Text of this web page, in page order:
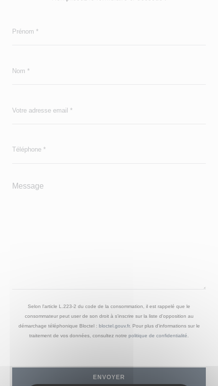
Selon l'article L.223-2 du code de la consommation, il est rappelé que le
consommateur peut user de son droit à s'inscrire sur la liste d'opposition au
démarchage téléphonique Bloctel : bloctel.gouv.fr. Pour plus d'informations sur le
traitement de vos données, consultez notre politique de confidentialité